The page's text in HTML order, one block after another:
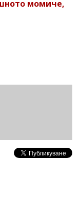
момиче,